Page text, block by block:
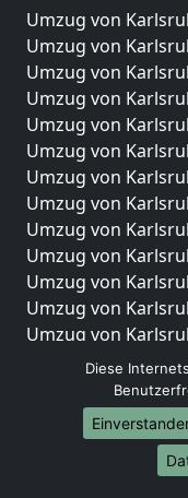
Umzug von
Umzug von
Umzug von
Umzug von
Umzug von
Umzug von
Umzug von
Umzug von
Umzug von
Umzug von
Umzug von
Umzug von
Umzug von
Umzug von
Umzug von
Umzug von
Umzug von
Umzug von
Diese